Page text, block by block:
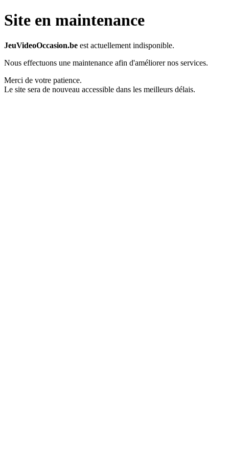
Site en maintenance
JeuVideoOccasion.be est actuellement indisponible.
Nous effectuons une maintenance afin d'améliorer nos services.
Merci de votre patience.
Le site sera de nouveau accessible dans les meilleurs délais.